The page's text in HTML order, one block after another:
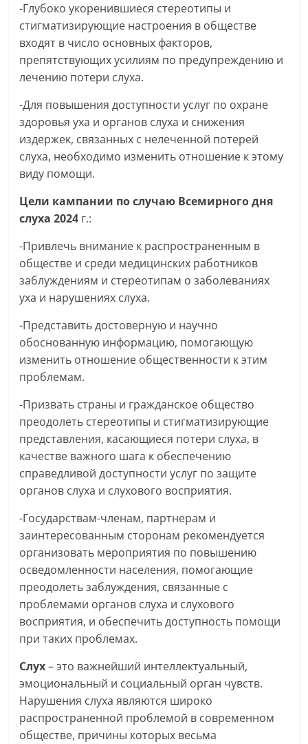
-Глубоко укоренившиеся стереотипы и
стигматизирующие настроения в обществе
входят в число основных факторов,
препятствующих усилиям по предупреждению и
лечению потери слуха.
-Для повышения доступности услуг по охране
здоровья уха и органов слуха и снижения
издержек, связанных с нелеченной потерей
слуха, необходимо изменить отношение к этому
виду помощи.
Цели кампании по случаю Всемирного дня
слуха 2024 г.:
-Привлечь внимание к распространенным в
обществе и среди медицинских работников
заблуждениям и стереотипам о заболеваниях
уха и нарушениях слуха.
-Представить достоверную и научно
обоснованную информацию, помогающую
изменить отношение общественности к этим
проблемам.
-Призвать страны и гражданское общество
преодолеть стереотипы и стигматизирующие
представления, касающиеся потери слуха, в
качестве важного шага к обеспечению
справедливой доступности услуг по защите
органов слуха и слухового восприятия.
-Государствам-членам, партнерам и
заинтересованным сторонам рекомендуется
организовать мероприятия по повышению
осведомленности населения, помогающие
преодолеть заблуждения, связанные с
проблемами органов слуха и слухового
восприятия, и обеспечить доступность помощи
при таких проблемах.
Слух– это важнейший интеллектуальный,
эмоциональный и социальный орган чувств.
Нарушения слуха являются широко
распространенной проблемой в современном
обществе, причины которых весьма